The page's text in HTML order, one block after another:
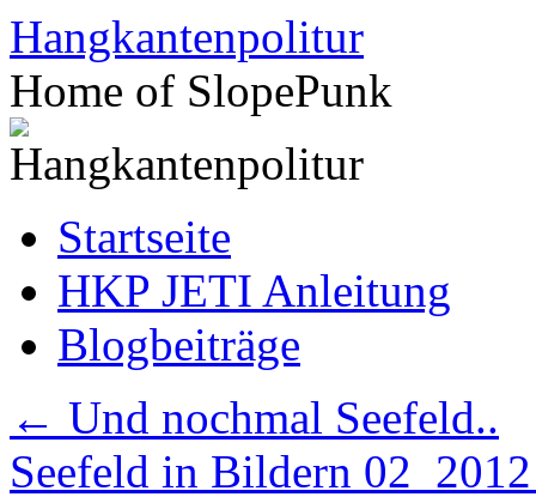
Zum
Inhalt
springen
Hangkantenpolitur
Home of SlopePunk
Startseite
HKP JETI Anleitung
Blogbeiträge
← Und nochmal Seefeld..
Seefeld in Bildern